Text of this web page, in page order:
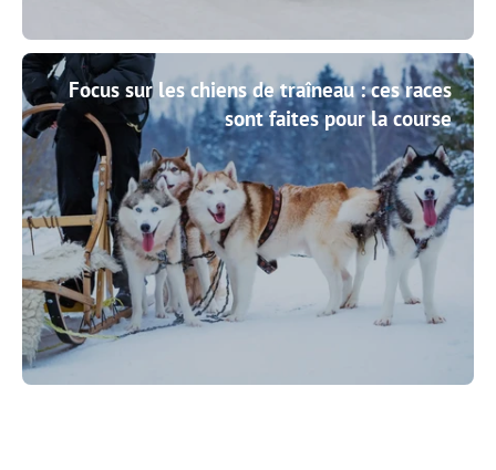
Focus sur les chiens de traîneau : ces races
sont faites pour la course